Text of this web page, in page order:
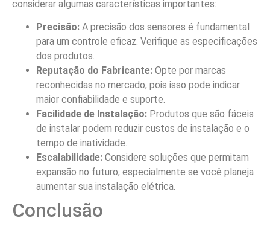
considerar algumas características importantes:
Precisão: A precisão dos sensores é fundamental
para um controle eficaz. Verifique as especificações
dos produtos.
Reputação do Fabricante: Opte por marcas
reconhecidas no mercado, pois isso pode indicar
maior confiabilidade e suporte.
Facilidade de Instalação: Produtos que são fáceis
de instalar podem reduzir custos de instalação e o
tempo de inatividade.
Escalabilidade: Considere soluções que permitam
expansão no futuro, especialmente se você planeja
aumentar sua instalação elétrica.
Conclusão